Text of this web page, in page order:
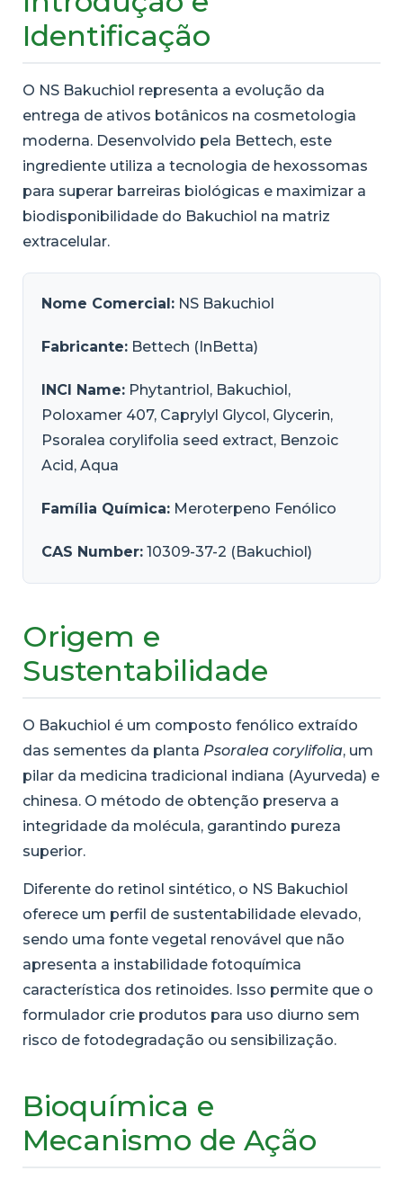
Identificação
O NS Bakuchiol representa a evolução da
entrega de ativos botânicos na cosmetologia
moderna. Desenvolvido pela Bettech, este
ingrediente utiliza a tecnologia de hexossomas
para superar barreiras biológicas e maximizar a
biodisponibilidade do Bakuchiol na matriz
extracelular.
Nome Comercial: NS Bakuchiol
Fabricante: Bettech (InBetta)
INCI Name: Phytantriol, Bakuchiol,
Poloxamer 407, Caprylyl Glycol, Glycerin,
Psoralea corylifolia seed extract, Benzoic
Acid, Aqua
Família Química: Meroterpeno Fenólico
CAS Number: 10309-37-2 (Bakuchiol)
Origem e
Sustentabilidade
O Bakuchiol é um composto fenólico extraído
das sementes da planta Psoralea corylifolia, um
pilar da medicina tradicional indiana (Ayurveda) e
chinesa. O método de obtenção preserva a
integridade da molécula, garantindo pureza
superior.
Diferente do retinol sintético, o NS Bakuchiol
oferece um perfil de sustentabilidade elevado,
sendo uma fonte vegetal renovável que não
apresenta a instabilidade fotoquímica
característica dos retinoides. Isso permite que o
formulador crie produtos para uso diurno sem
risco de fotodegradação ou sensibilização.
Bioquímica e
Mecanismo de Ação